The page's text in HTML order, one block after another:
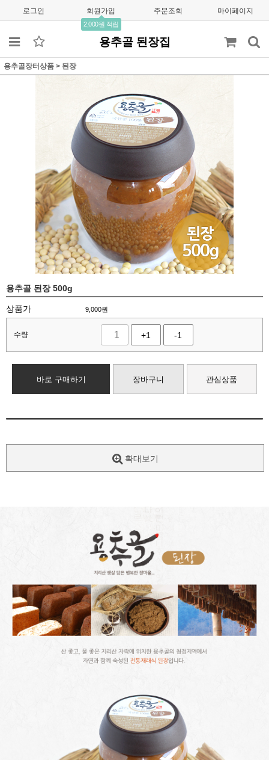
로그인 회원가입
2,000원 적립
주문조회 마이페이지
용추골 된장집
용추골장터상품 > 된장
용추골 된장 500g
상품가 9,000원
수량 +1 -1
바로 구매하기 장바구니 관심상품
확대보기